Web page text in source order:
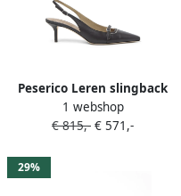
Peserico Leren slingback
pumps Bruin
1 webshop
€ 815,- € 571,-
29%